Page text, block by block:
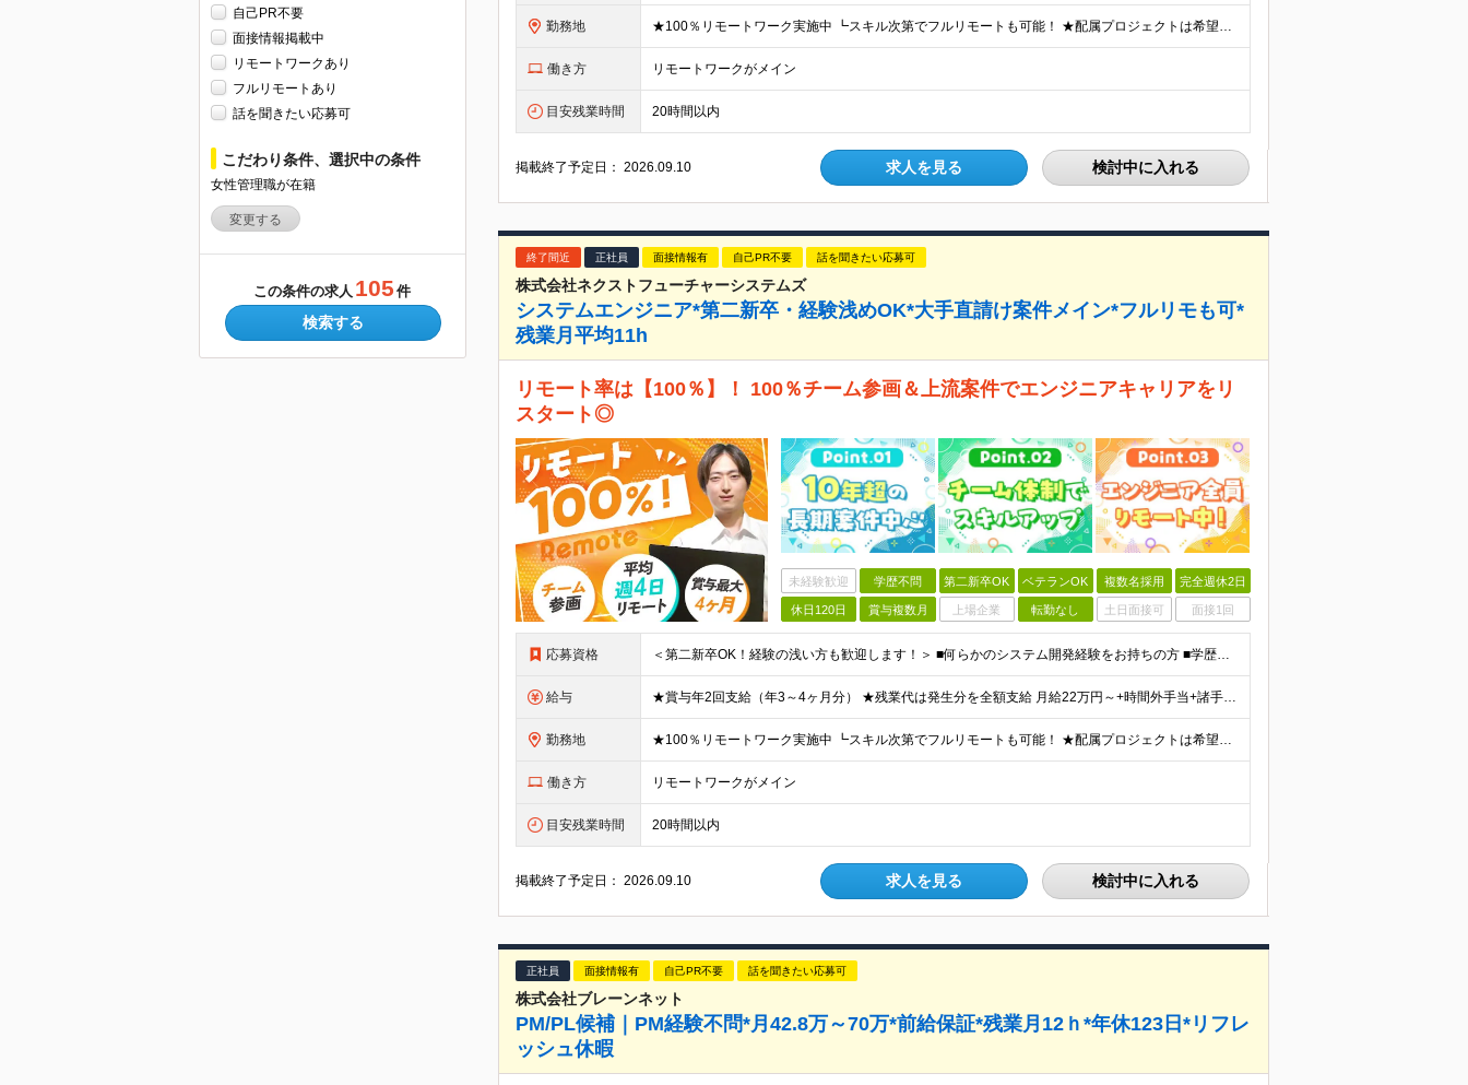
自己PR不要
面接情報掲載中
リモートワークあり
フルリモートあり
話を聞きたい応募可
こだわり条件、選択中の条件
女性管理職が在籍
変更する
この条件の求人 105 件
検索する
勤務地 ★100％リモートワーク実施中 ┗スキル次第でフルリモートも可能！ ★配属プロジェクトは希望を考慮して決定 ★転居を伴う転勤なし 東京・神奈川・埼玉の首都圏エリアのプロジェクトに参画いただきます。
働き方 リモートワークがメイン
目安残業時間 20時間以内
掲載終了予定日：2026.09.10 求人を見る 検討中に入れる
終了間近 正社員 面接情報有 自己PR不要 話を聞きたい応募可
株式会社ネクストフューチャーシステムズ
システムエンジニア*第二新卒・経験浅めOK*大手直請け案件メイン*フルリモも可*
残業月平均11h
リモート率は【100％】！ 100％チーム参画＆上流案件でエンジニアキャリアをリ
スタート◎
未経験歓迎 学歴不問 第二新卒OK ベテランOK 複数名採用 完全週休2日
休日120日 賞与複数月 上場企業 転勤なし 土日面接可 面接1回
応募資格 ＜第二新卒OK！経験の浅い方も歓迎します！＞ ■何らかのシステム開発経験をお持ちの方 ■学歴不問 ＜以下のような方にピッタリです＞ ■将来を見据えて成長できる環境で働きたい ■上流工程にチャレンジし
給与 ★賞与年2回支給（年3～4ヶ月分） ★残業代は発生分を全額支給 月給22万円～+時間外手当+諸手当+賞与 ※前職の年収、スキル、ご経験を考慮します。
勤務地 ★100％リモートワーク実施中 ┗スキル次第でフルリモートも可能！ ★配属プロジェクトは希望を考慮して決定 ★転居を伴う転勤なし 東京・神奈川・埼玉の首都圏エリアのプロジェクトに参画いただきます。
働き方 リモートワークがメイン
目安残業時間 20時間以内
掲載終了予定日：2026.09.10 求人を見る 検討中に入れる
正社員 面接情報有 自己PR不要 話を聞きたい応募可
株式会社ブレーンネット
PM/PL候補｜PM経験不問*月42.8万～70万*前給保証*残業月12ｈ*年休123日*リフレ
ッシュ休暇